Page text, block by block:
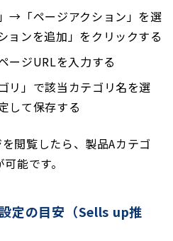
→「ページアクション」を選
ョンを追加」をクリックする
ージURLを入力する
リ」で該当カテゴリ名を選
して保存する
閲覧したら、製品Aカテゴ
能です。
定の目安（Sells up推